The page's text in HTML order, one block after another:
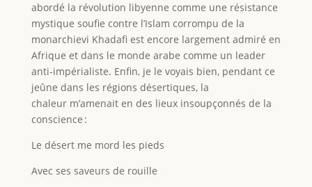
abordé la révolution libyenne comme une résistance
mystique soufie contre l’Islam corrompu de la
monarchievi Khadafi est encore largement admiré en
Afrique et dans le monde arabe comme un leader
anti-impérialiste. Enfin, je le voyais bien, pendant ce
jeûne dans les régions désertiques, la
chaleur m’amenait en des lieux insoupçonnés de la
conscience :
Le désert me mord les pieds
Avec ses saveurs de rouille